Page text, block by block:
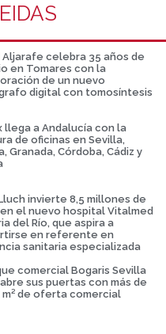
Aljarafe celebra 35 años de
en Tomares con la
de un nuevo
digital con tomosíntesis
llega a Andalucía con la
de oficinas en Sevilla,
Granada, Córdoba, Cádiz y
invierte 8,5 millones de
el nuevo hospital Vitalmed
del Río, que aspira a
en referente en
sanitaria especializada
comercial Bogaris Sevilla
sus puertas con más de
m² de oferta comercial